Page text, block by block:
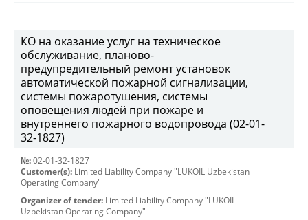
КО на оказание услуг на техническое
обслуживание, планово-
предупредительный ремонт установок
автоматической пожарной сигнализации,
системы пожаротушения, системы
оповещения людей при пожаре и
внутреннего пожарного водопровода (02-01-
32-1827)
№: 02-01-32-1827
Customer(s): Limited Liability Company "LUKOIL Uzbekistan
Operating Company"
Organizer of tender: Limited Liability Company "LUKOIL
Uzbekistan Operating Company"